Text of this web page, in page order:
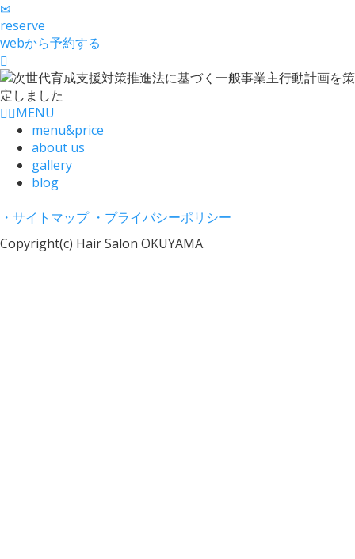
reserve
webから予約する
MENU
menu&price
about us
gallery
blog
・サイトマップ ・プライバシーポリシー
Copyright(c) Hair Salon OKUYAMA.